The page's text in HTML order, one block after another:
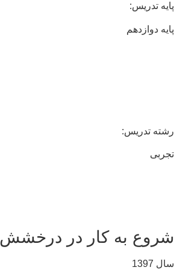
تدریس:
دوازدهم
تدریس:
به کار در درخشش:
1397